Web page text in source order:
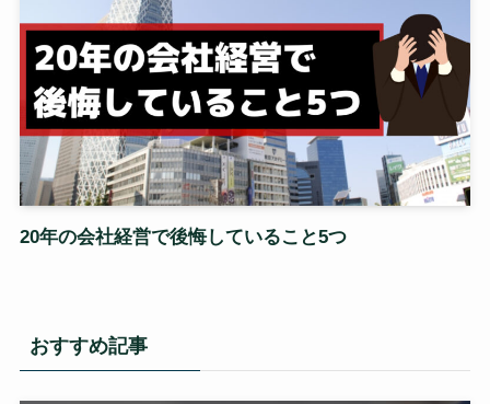
20年の会社経営で後悔していること5つ
おすすめ記事